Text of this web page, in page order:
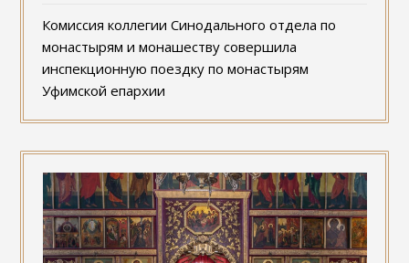
Комиссия коллегии Синодального отдела по
монастырям и монашеству совершила
инспекционную поездку по монастырям
Уфимской епархии